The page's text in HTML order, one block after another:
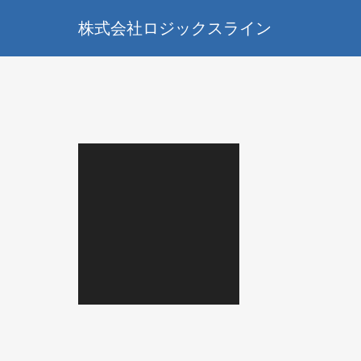
株式会社ロジックスライン